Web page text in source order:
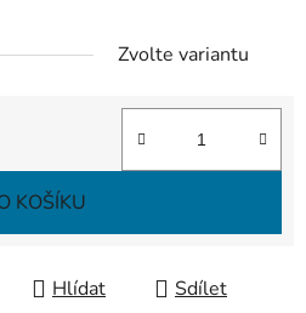
Zvolte variantu
KOŠÍKU
Hlídat Sdílet